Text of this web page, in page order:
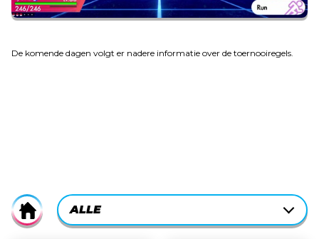
De komende dagen volgt er nadere informatie over de toernooiregels.
Home
CURRENTLY-
ACTIVE
ALLE